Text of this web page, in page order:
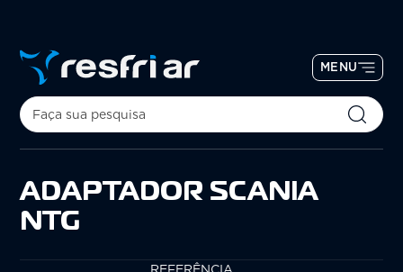
MENU
ADAPTADOR SCANIA
NTG